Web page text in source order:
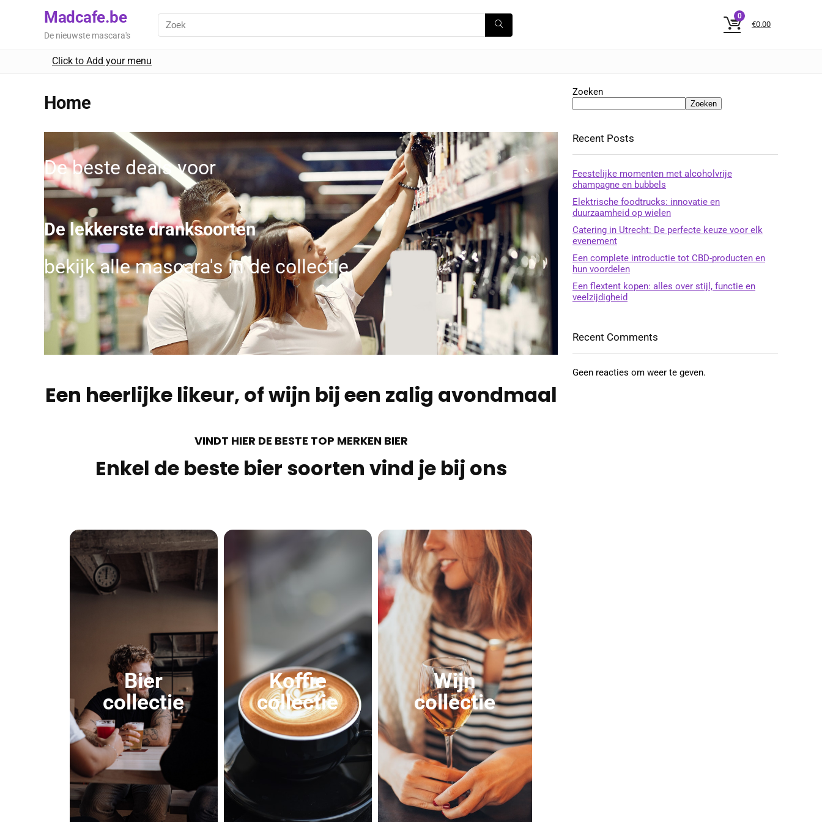
Madcafe.be
De nieuwste mascara's
0
€0.00
Click to Add your menu
Home
De beste deals voor
De lekkerste dranksoorten
bekijk alle mascara's in de collectie
Een heerlijke likeur, of wijn bij een zalig avondmaal
VINDT HIER DE BESTE TOP MERKEN BIER
Enkel de beste bier soorten vind je bij ons
Bier
collectie
Koffie
collectie
Wijn
collectie
Zoeken
Zoeken
Recent Posts
Feestelijke momenten met alcoholvrije
champagne en bubbels
Elektrische foodtrucks: innovatie en
duurzaamheid op wielen
Catering in Utrecht: De perfecte keuze voor elk
evenement
Een complete introductie tot CBD-producten en
hun voordelen
Een flextent kopen: alles over stijl, functie en
veelzijdigheid
Recent Comments
Geen reacties om weer te geven.